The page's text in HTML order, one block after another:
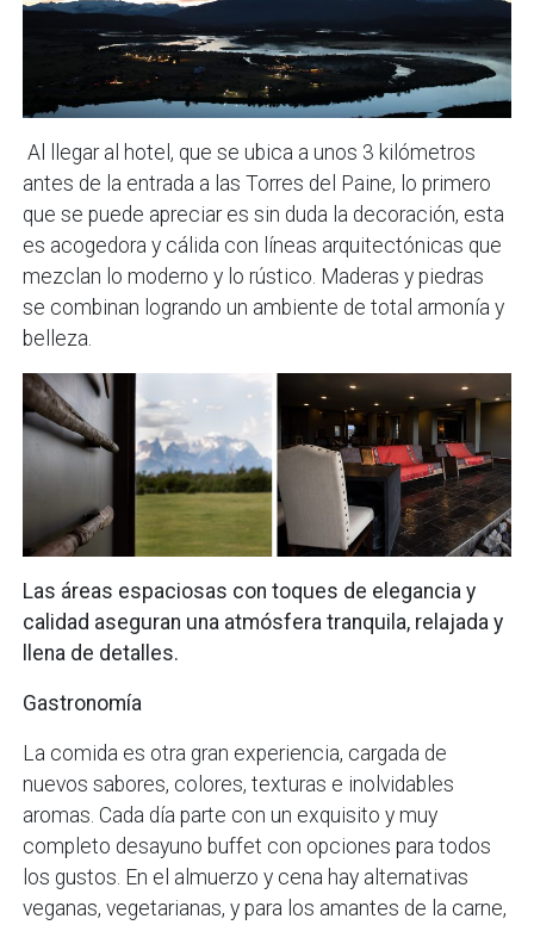
Al llegar al hotel, que se ubica a unos 3 kilómetros
antes de la entrada a las Torres del Paine, lo primero
que se puede apreciar es sin duda la decoración, esta
es acogedora y cálida con líneas arquitectónicas que
mezclan lo moderno y lo rústico. Maderas y piedras
se combinan logrando un ambiente de total armonía y
belleza.
Las áreas espaciosas con toques de elegancia y
calidad aseguran una atmósfera tranquila, relajada y
llena de detalles.
Gastronomía
La comida es otra gran experiencia, cargada de
nuevos sabores, colores, texturas e inolvidables
aromas. Cada día parte con un exquisito y muy
completo desayuno buffet con opciones para todos
los gustos. En el almuerzo y cena hay alternativas
veganas, vegetarianas, y para los amantes de la carne,